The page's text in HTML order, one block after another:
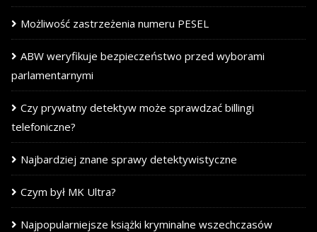
Możliwość zastrzeżenia numeru PESEL
ABW weryfikuje bezpieczeństwo przed wyborami
parlamentarnymi
Czy prywatny detektyw może sprawdzać billingi
telefoniczne?
Najbardziej znane sprawy detektywistyczne
Czym był MK Ultra?
Najpopularniejsze książki kryminalne wszechczasów